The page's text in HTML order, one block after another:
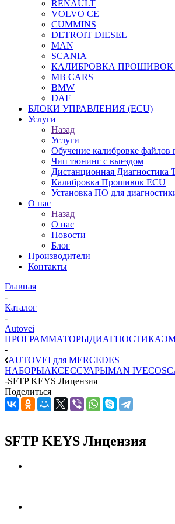
RENAULT
VOLVO CE
CUMMINS
DETROIT DIESEL
MAN
SCANIA
КАЛИБРОВКА ПРОШИВОК
MB CARS
BMW
DAF
БЛОКИ УПРАВЛЕНИЯ (ECU)
Услуги
Назад
Услуги
Обучение калибровке файлов
Чип тюнинг с выездом
Дистанционная Диагностика
Калибровка Прошивок ECU
Установка ПО для
О нас
Назад
О нас
Новости
Блог
Производители
Контакты
Главная
-
Каталог
-
Autovei
ПРОГРАММАТОРЫДИАГНОСТИКА
-
AUTOVEI для MERCEDES
НАБОРЫАКСЕССУАРЫMAN IVECO
-SFTP KEYS Лицензия
Поделиться
SFTP KEYS Лицензия